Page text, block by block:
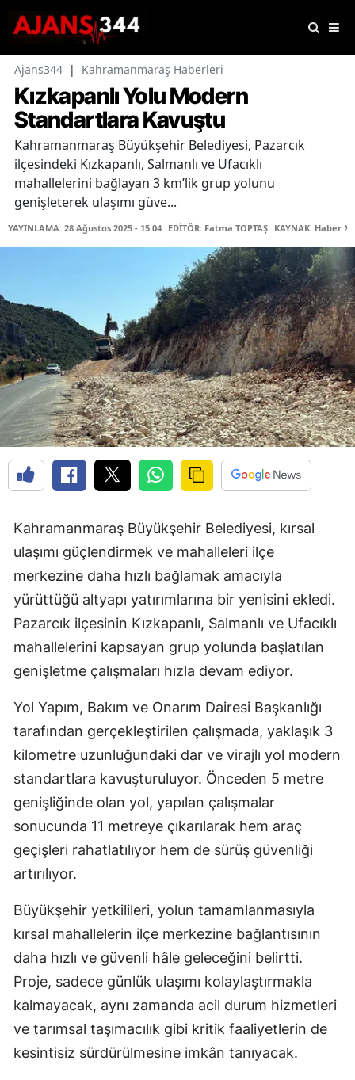
Ajans344 | Kahramanmaraş Haberleri
Kızkapanlı Yolu Modern
Standartlara Kavuştu
Kahramanmaraş Büyükşehir Belediyesi, Pazarcık
ilçesindeki Kızkapanlı, Salmanlı ve Ufacıklı
mahallelerini bağlayan 3 km’lik grup yolunu
genişleterek ulaşımı güve...
YAYINLAMA: 28 Ağustos 2025 - 15:04 EDİTÖR: Fatma TOPTAŞ KAYNAK: Haber
Kahramanmaraş Büyükşehir Belediyesi, kırsal
ulaşımı güçlendirmek ve mahalleleri ilçe
merkezine daha hızlı bağlamak amacıyla
yürüttüğü altyapı yatırımlarına bir yenisini ekledi.
Pazarcık ilçesinin Kızkapanlı, Salmanlı ve Ufacıklı
mahallelerini kapsayan grup yolunda başlatılan
genişletme çalışmaları hızla devam ediyor.
Yol Yapım, Bakım ve Onarım Dairesi Başkanlığı
tarafından gerçekleştirilen çalışmada, yaklaşık 3
kilometre uzunluğundaki dar ve virajlı yol modern
standartlara kavuşturuluyor. Önceden 5 metre
genişliğinde olan yol, yapılan çalışmalar
sonucunda 11 metreye çıkarılarak hem araç
geçişleri rahatlatılıyor hem de sürüş güvenliği
artırılıyor.
Büyükşehir yetkilileri, yolun tamamlanmasıyla
kırsal mahallelerin ilçe merkezine bağlantısının
daha hızlı ve güvenli hâle geleceğini belirtti.
Proje, sadece günlük ulaşımı kolaylaştırmakla
kalmayacak, aynı zamanda acil durum hizmetleri
ve tarımsal taşımacılık gibi kritik faaliyetlerin de
kesintisiz sürdürülmesine imkân tanıyacak.